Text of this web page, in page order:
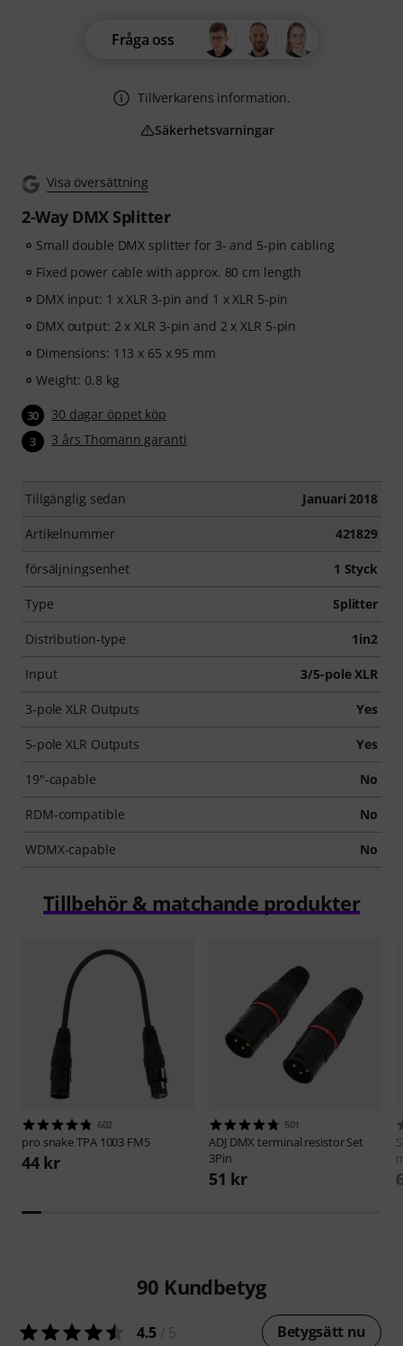
Visa översättning
2-Way DMX Splitter
Small double DMX splitter for 3- and 5-pin cabling
Fixed power cable with approx. 80 cm length
DMX input: 1 x XLR 3-pin and 1 x XLR 5-pin
DMX output: 2 x XLR 3-pin and 2 x XLR 5-pin
Dimensions: 113 x 65 x 95 mm
Weight: 0.8 kg
30 30 dagar öppet köp
3 3 års Thomann garanti
Tillgänglig sedan Januari 2018
Artikelnummer 421829
försäljningsenhet 1 Styck
Type Splitter
Distribution-type 1in2
Input 3/5-pole XLR
3-pole XLR Outputs Yes
5-pole XLR Outputs Yes
19"-capable No
RDM-compatible No
WDMX-capable No
Fråga oss
Tillverkarens information.
Säkerhetsvarningar
Tillbehör & matchande produkter
602
pro snakeTPA 1003 FM5
44 kr
501
ADJ DMX terminal resistor Set
3Pin
51 kr
90 Kundbetyg
4.5 Betygsätt nu